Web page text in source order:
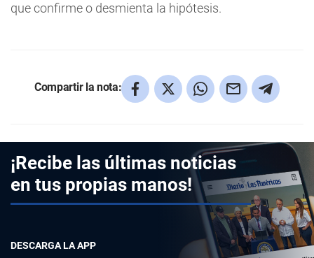
que confirme o desmienta la hipótesis.
Compartir la nota:
¡Recibe las últimas noticias
en tus propias manos!
DESCARGA LA APP